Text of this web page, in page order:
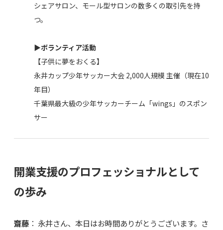
シェアサロン、モール型サロンの数多くの取引先を持
つ。
▶︎ボランティア活動
【子供に夢をおくる】
永井カップ少年サッカー大会 2,000人規模 主催（現在10
年目）
千葉県最大級の少年サッカーチーム「wings」のスポン
サー
開業支援のプロフェッショナルとして
の歩み
齋藤 ： 永井さん、本日はお時間ありがとうございます。さ